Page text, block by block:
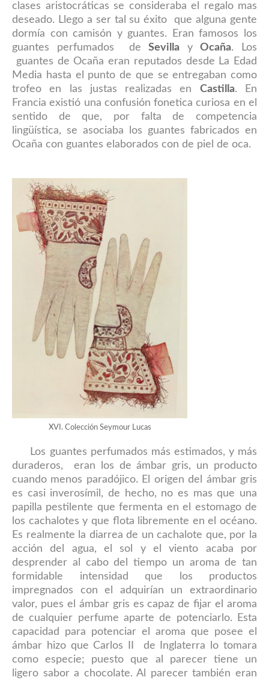
clases aristocráticas se consideraba el regalo mas
deseado. Llego a ser tal su éxito que alguna gente
dormía con camisón y guantes. Eran famosos los
guantes perfumados deSevilla yOcaña. Los
guantes de Ocaña eran reputados desde La Edad
Media hasta el punto de que se entregaban como
trofeo en las justas realizadas en Castilla. En
Francia existió una confusión fonetica curiosa en el
sentido de que, por falta de competencia
lingüística, se asociaba los guantes fabricados en
Ocaña con guantes elaborados con de piel de oca.
XVI. Colección Seymour Lucas
Los guantes perfumados más estimados, y más
duraderos, eran los de ámbar gris, un producto
cuando menos paradójico. El origen del ámbar gris
es casi inverosímil, de hecho, no es mas que una
papilla pestilente que fermenta en el estomago de
los cachalotes y que flota libremente en el océano.
Es realmente la diarrea de un cachalote que, por la
acción del agua, el sol y el viento acaba por
desprender al cabo del tiempo un aroma de tan
formidable intensidad que los productos
impregnados con el adquirían un extraordinario
valor, pues el ámbar gris es capaz de fijar el aroma
de cualquier perfume aparte de potenciarlo. Esta
capacidad para potenciar el aroma que posee el
ámbar hizo que Carlos II de Inglaterra lo tomara
como especie; puesto que al parecer tiene un
ligero sabor a chocolate. Al parecer también eran